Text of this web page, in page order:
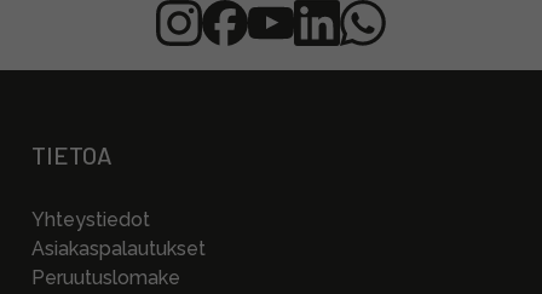
TIETOA
Yhteystiedot
Asiakaspalautukset
Peruutuslomake